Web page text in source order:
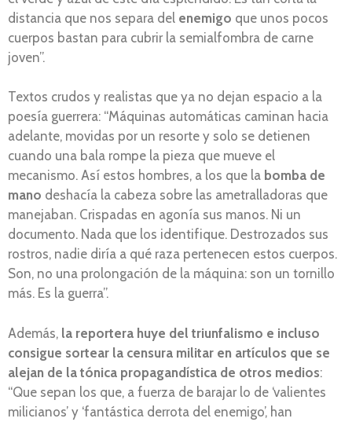
distancia que nos separa del enemigo que unos pocos
cuerpos bastan para cubrir la semialfombra de carne
joven”.
Textos crudos y realistas que ya no dejan espacio a la
poesía guerrera: “Máquinas automáticas caminan hacia
adelante, movidas por un resorte y solo se detienen
cuando una bala rompe la pieza que mueve el
mecanismo. Así estos hombres, a los que la bomba de
mano deshacía la cabeza sobre las ametralladoras que
manejaban. Crispadas en agonía sus manos. Ni un
documento. Nada que los identifique. Destrozados sus
rostros, nadie diría a qué raza pertenecen estos cuerpos.
Son, no una prolongación de la máquina: son un tornillo
más. Es la guerra”.
Además, la reportera huye del triunfalismo e incluso
consigue sortear la censura militar en artículos que se
alejan de la tónica propagandística de otros medios:
“Que sepan los que, a fuerza de barajar lo de ‘valientes
milicianos’ y ‘fantástica derrota del enemigo’, han